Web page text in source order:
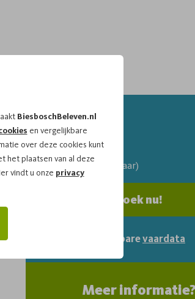
BiesboschBeleven.nl
en vergelijkbare
over deze cookies kunt
het plaatsen van al deze
vindt u onze privacy
Tarieven
Volwassenen
Kinderen (3 t/m 11 jaar)
Boek nu!
Bekijk de beschikbarevaardata
Meer informatie?